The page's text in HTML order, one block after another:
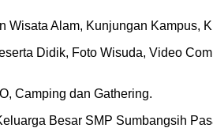
Alam, Kunjungan Kampus,
Didik, Foto Wisuda, Video
Camping dan Gathering.
Besar SMP Sumbangsih